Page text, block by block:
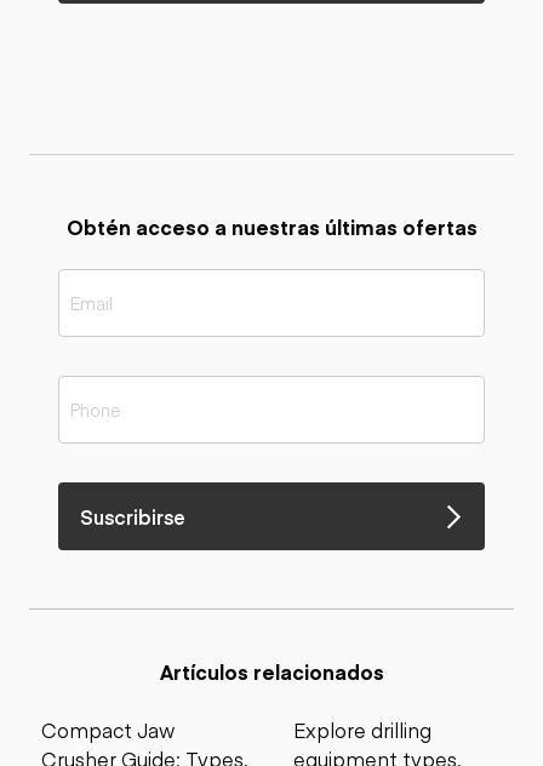
Obtén acceso a nuestras últimas ofertas
Suscribirse
Artículos relacionados
Compact Jaw
Crusher Guide: Types,
Explore drilling
equipment types,